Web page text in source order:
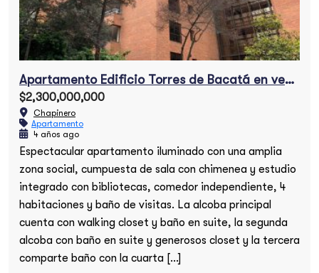
Apartamento Edificio Torres de Bacatá en venta
$2,300,000,000
Chapinero
Apartamento
4 años ago
Espectacular apartamento iluminado con una amplia
zona social, cumpuesta de sala con chimenea y estudio
integrado con bibliotecas, comedor independiente, 4
habitaciones y baño de visitas. La alcoba principal
cuenta con walking closet y baño en suite, la segunda
alcoba con baño en suite y generosos closet y la tercera
comparte baño con la cuarta […]